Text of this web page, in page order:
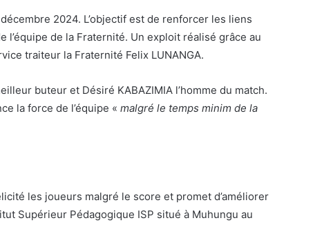
2024. L’objectif est de renforcer les liens
de la Fraternité. Un exploit réalisé grâce au
traiteur la Fraternité Felix LUNANGA.
buteur et Désiré KABAZIMIA l’homme du match.
la force de l’équipe « malgré le temps minim de la
les joueurs malgré le score et promet d’améliorer
Supérieur Pédagogique ISP situé à Muhungu au